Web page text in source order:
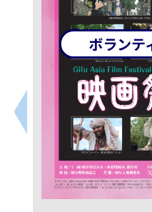
ボランテ